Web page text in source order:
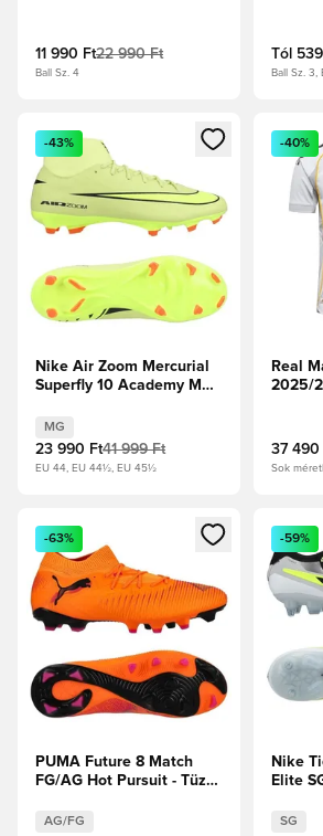
metál
11 990 Ft22 990 Ft
Ball Sz. 4
Tól
Ball Sz. 3,
Megnyit egy modált a
-43%
Nike Air Zoom Mercurial
Superfly 10 Academy MG
Reflektorfényben/Volt/Hyper
Crimson
MG
23 990 Ft41 999 Ft
EU 44, EU 44½, EU 45½
-40%
Real
2025/
37 490
Sok
Megnyit egy modált a
-63%
PUMA Future 8 Match
FG/AG Hot Pursuit - Tüzes
Fekete/Ravish
AG/FG
-59%
Nike
Elite
ezüst/
SG